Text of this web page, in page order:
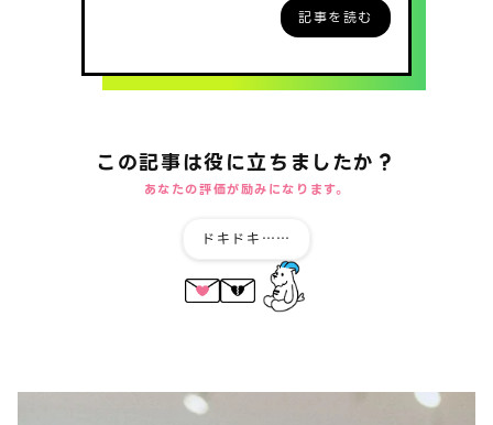
記事を読む
この記事は役に立ちましたか？
あなたの評価が励みになります。
ドキドキ……